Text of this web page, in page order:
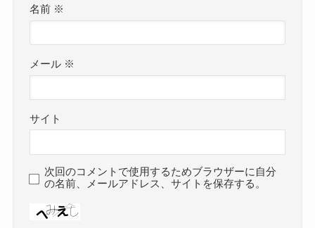
名前 ※
メール ※
サイト
次回のコメントで使用するためブラウザーに自分
の名前、メールアドレス、サイトを保存する。